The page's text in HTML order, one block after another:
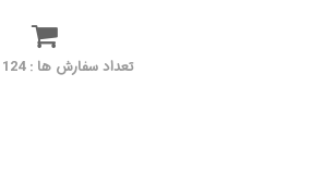
تعداد سفارش ها : 124 سفارش